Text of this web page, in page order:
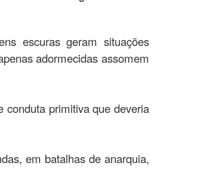
escuras geram situações
adormecidas assomem
conduta primitiva que deveria
em batalhas de anarquia,